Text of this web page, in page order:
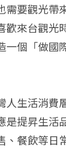
需要觀光帶
歡來台觀光
一個「做國
人生活消費
是提昇生活
、餐飲等日